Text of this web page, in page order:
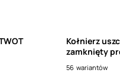
Kołnierz
zamknięty
56 wariantów